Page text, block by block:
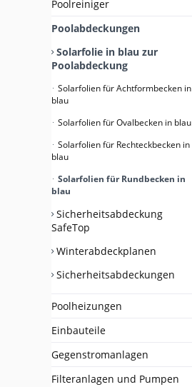
Poolreiniger
Poolabdeckungen
Solarfolie in blau zur
Poolabdeckung
Solarfolien für Achtformbecken in
blau
Solarfolien für Ovalbecken in blau
Solarfolien für Rechteckbecken in
blau
Solarfolien für Rundbecken in
blau
Sicherheitsabdeckung
SafeTop
Winterabdeckplanen
Sicherheitsabdeckungen
Poolheizungen
Einbauteile
Gegenstromanlagen
Filteranlagen und Pumpen